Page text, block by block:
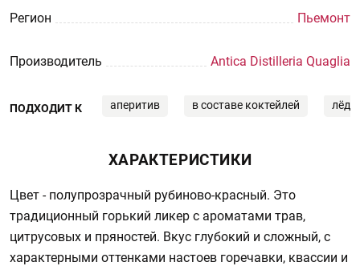
Регион Пьемонт
Производитель Antica Distilleria Quaglia
ПОДХОДИТ К аперитив в составе коктейлей лёд
ХАРАКТЕРИСТИКИ
Цвет - полупрозрачный рубиново-красный. Это
традиционный горький ликер с ароматами трав,
цитрусовых и пряностей. Вкус глубокий и сложный, с
характерными оттенками настоев горечавки, квассии и